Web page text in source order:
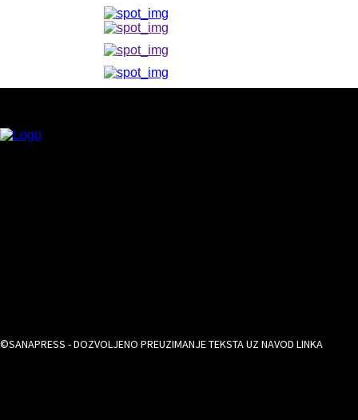
©SANAPRESS - DOZVOLJENO PREUZIMANJE TEKSTA UZ NAVOD LINKA